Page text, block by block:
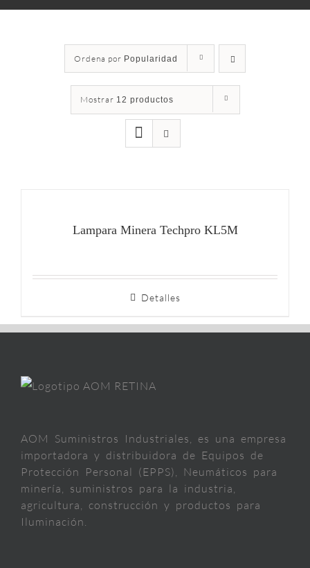
Ordena por Popularidad
Mostrar 12 productos
Lampara Minera Techpro KL5M
Detalles
AOM Suministros Industriales, es una empresa
importadora y distribuidora de Equipos de
Protección Personal (EPPS), Neumáticos para
minería, suministros para la industria,
agricultura, construcción y productos para
Iluminación.